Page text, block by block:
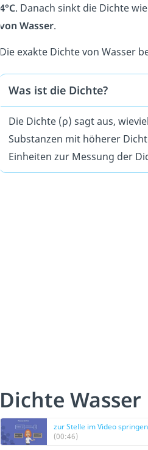
4°C. Danach sinkt die Dichte
von Wasser.
Die exakte Dichte von Wasser
Was ist die Dichte?
Die Dichte (ρ) sagt aus, wieviel
Substanzen mit höherer
Einheiten zur Messung der
Dichte
zur Stelle im Video springen
(00:46)